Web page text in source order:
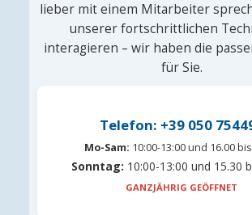
lieber mit einem Mitarbeiter
unserer fortschrittlichen
interagieren – wir haben die
für Sie.
Telefon: +39 050
Mo-Sam: 10:00-13:00 und 16.00
Sonntag: 10:00-13:00 und 15.30
GANZJÄHRIG GEÖFFNET